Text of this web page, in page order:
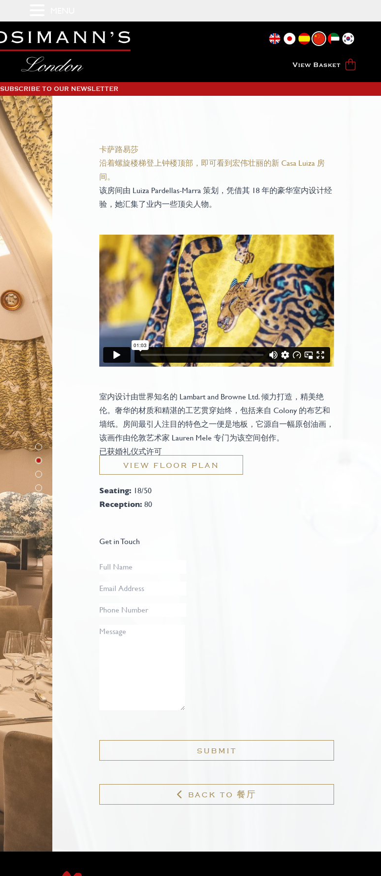
View Basket
SUBSCRIBE TO OUR NEWSLETTER
卡萨路易莎
沿着螺旋楼梯登上钟楼顶部，即可看到宏伟壮丽的新 Casa Luiza 房
间。
该房间由 Luiza Pardellas-Marra 策划，凭借其 18 年的豪华室内设计经
验，她汇集了业内一些顶尖人物。
室内设计由世界知名的 Lambart and Browne Ltd. 倾力打造，精美绝
伦。奢华的材质和精湛的工艺贯穿始终，包括来自 Colony 的布艺和
墙纸。房间最引人注目的特色之一便是地板，它源自一幅原创油画，
该画作由伦敦艺术家 Lauren Mele 专门为该空间创作。
已获婚礼仪式许可
VIEW FLOOR PLAN
Seating: 18/50
Reception: 80
Get in Touch
Full
Email
Phone
Message
SUBMIT
BACK TO 餐厅